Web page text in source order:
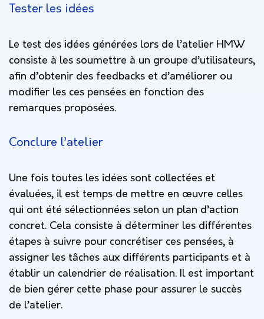
Tester les idées
Le test des idées générées lors de l’atelier HMW
consiste à les soumettre à un groupe d’utilisateurs,
afin d’obtenir des feedbacks et d’améliorer ou
modifier les ces pensées en fonction des
remarques proposées.
Conclure l’atelier
Une fois toutes les idées sont collectées et
évaluées, il est temps de mettre en œuvre celles
qui ont été sélectionnées selon un plan d’action
concret. Cela consiste à déterminer les différentes
étapes à suivre pour concrétiser ces pensées, à
assigner les tâches aux différents participants et à
établir un calendrier de réalisation. Il est important
de bien gérer cette phase pour assurer le succès
de l’atelier.